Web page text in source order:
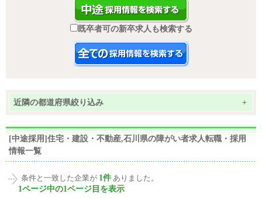
既卒者可の新卒求人も検索する
近隣の都道府県絞り込み +
[中途採用]住宅・建設・不動産,石川県の障がい者求人転職・採用
情報一覧
条件と一致した企業が 1件 ありました。
1ページ中の1ページ目を表示